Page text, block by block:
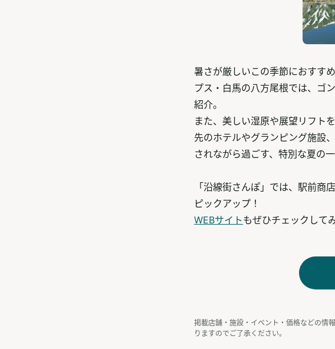
暑さが厳しいこの季節におすす
プス・白馬の八方尾根では、ゴ
紹介。
また、美しい湿原や展望リフト
先のホテルやグランピング施設
されながら過ごす、特別な夏の
「沿線街さんぽ」では、駅前商
ピックアップ！
WEBサイトもぜひチェックして
掲載店舗・施設・イベント・価格などの情
りますのでご了承ください。